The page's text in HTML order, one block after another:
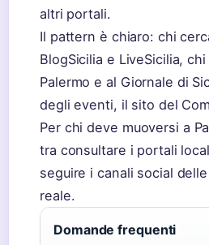
altri portali.
Il pattern è chiaro: chi
BlogSicilia e LiveSicilia,
Palermo e al Giornale di
degli eventi, il sito del
Per chi deve muoversi a
tra consultare i portali
seguire i canali social
reale.
Domande frequenti